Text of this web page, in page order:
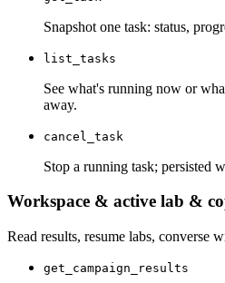
Snapshot one task: status,
list_tasks
See what's running now or
away.
cancel_task
Stop a running task; persisted
Workspace & active lab &
Read results, resume labs, converse
get_campaign_results